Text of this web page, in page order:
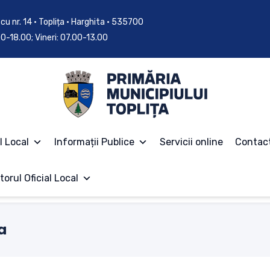
nr. 14 • Toplița • Harghita • 535700
18.00; Vineri: 07.00-13.00
Local Informații Publice Servicii online
Oficial Local